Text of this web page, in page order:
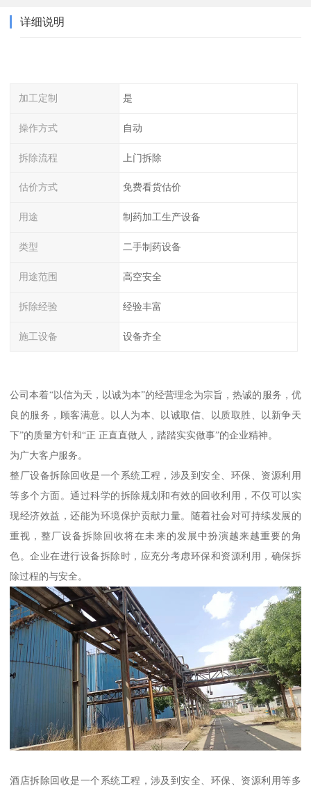
详细说明
加工定制 是
操作方式 自动
拆除流程 上门拆除
估价方式 免费看货估价
用途 制药加工生产设备
类型 二手制药设备
用途范围 高空安全
拆除经验 经验丰富
施工设备 设备齐全
公司本着“以信为天，以诚为本”的经营理念为宗旨，热诚的服务，优
良的服务，顾客满意。以人为本、以诚取信、以质取胜、以新争天
下”的质量方针和“正 正直直做人，踏踏实实做事”的企业精神。
为广大客户服务。
整厂设备拆除回收是一个系统工程，涉及到安全、环保、资源利用
等多个方面。通过科学的拆除规划和有效的回收利用，不仅可以实
现经济效益，还能为环境保护贡献力量。随着社会对可持续发展的
重视，整厂设备拆除回收将在未来的发展中扮演越来越重要的角
色。企业在进行设备拆除时，应充分考虑环保和资源利用，确保拆
除过程的与安全。
酒店拆除回收是一个系统工程，涉及到安全、环保、资源利用等多